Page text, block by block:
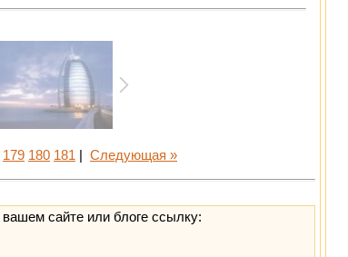
179 180 181 Следующая »
сайте или блоге ссылку: